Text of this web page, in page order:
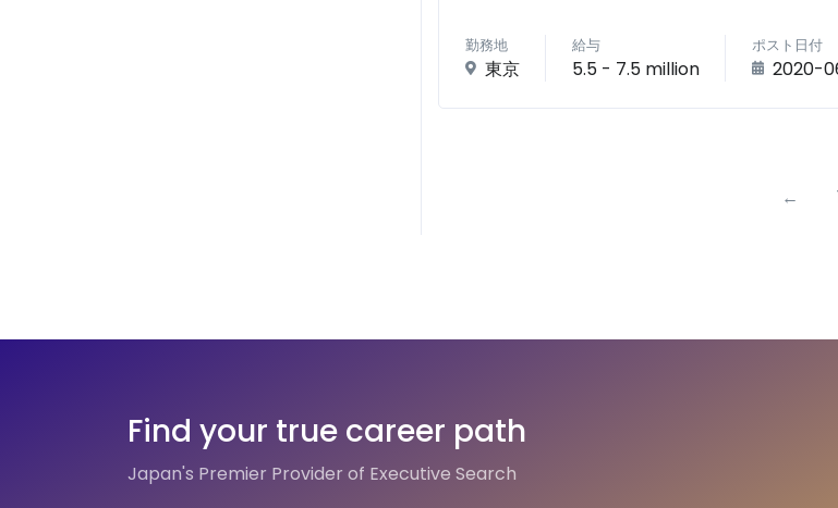
勤務地
東京
給与
5.5 - 7.5 million
ポスト日付
2020-
←
Find your true career path
Japan's Premier Provider of Executive Search